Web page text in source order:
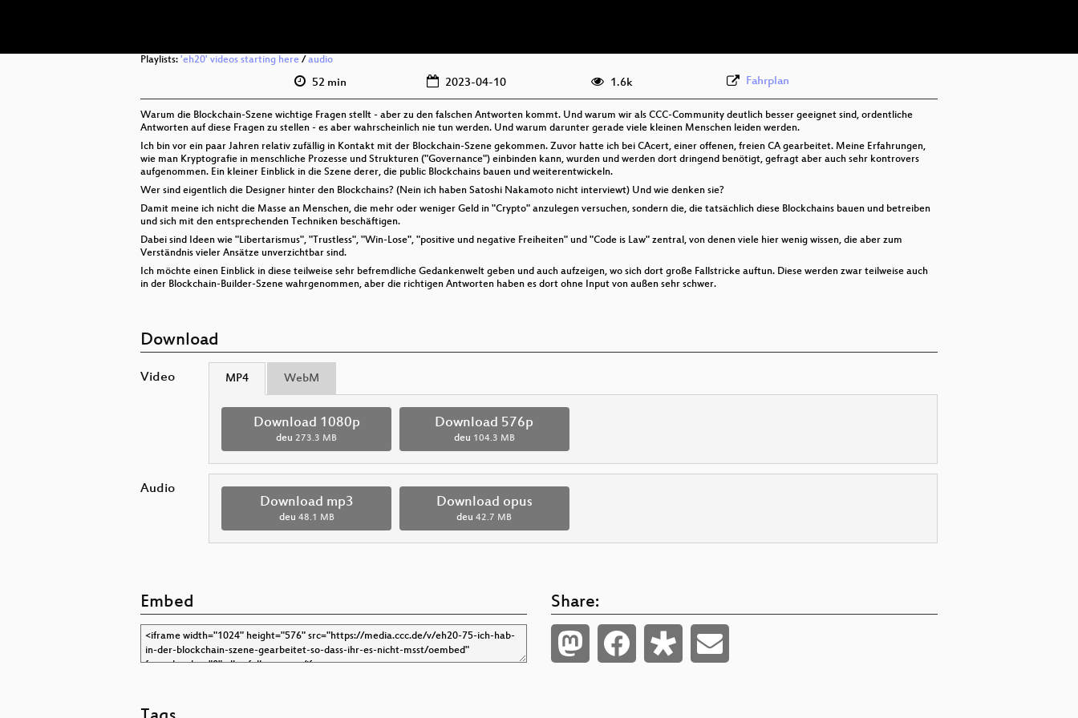
Playlists: 'eh20' videos starting here / audio
52 min 2023-04-10 1.6k Fahrplan
Warum die Blockchain-Szene wichtige Fragen stellt - aber zu den falschen Antworten kommt. Und warum wir als CCC-Community deutlich besser geeignet sind, ordentliche
Antworten auf diese Fragen zu stellen - es aber wahrscheinlich nie tun werden. Und warum darunter gerade viele kleinen Menschen leiden werden.
Ich bin vor ein paar Jahren relativ zufällig in Kontakt mit der Blockchain-Szene gekommen. Zuvor hatte ich bei CAcert, einer offenen, freien CA gearbeitet. Meine Erfahrungen,
wie man Kryptografie in menschliche Prozesse und Strukturen ("Governance") einbinden kann, wurden und werden dort dringend benötigt, gefragt aber auch sehr kontrovers
aufgenommen. Ein kleiner Einblick in die Szene derer, die public Blockchains bauen und weiterentwickeln.
Wer sind eigentlich die Designer hinter den Blockchains? (Nein ich haben Satoshi Nakamoto nicht interviewt) Und wie denken sie?
Damit meine ich nicht die Masse an Menschen, die mehr oder weniger Geld in "Crypto" anzulegen versuchen, sondern die, die tatsächlich diese Blockchains bauen und betreiben
und sich mit den entsprechenden Techniken beschäftigen.
Dabei sind Ideen wie "Libertarismus", "Trustless", "Win-Lose", "positive und negative Freiheiten" und "Code is Law" zentral, von denen viele hier wenig wissen, die aber zum
Verständnis vieler Ansätze unverzichtbar sind.
Ich möchte einen Einblick in diese teilweise sehr befremdliche Gedankenwelt geben und auch aufzeigen, wo sich dort große Fallstricke auftun. Diese werden zwar teilweise auch
in der Blockchain-Builder-Szene wahrgenommen, aber die richtigen Antworten haben es dort ohne Input von außen sehr schwer.
Download
Video MP4 WebM
Download 1080p
deu 273.3 MB
Download 576p
deu 104.3 MB
Audio
Download mp3
deu 48.1 MB
Download opus
deu 42.7 MB
Embed Share: